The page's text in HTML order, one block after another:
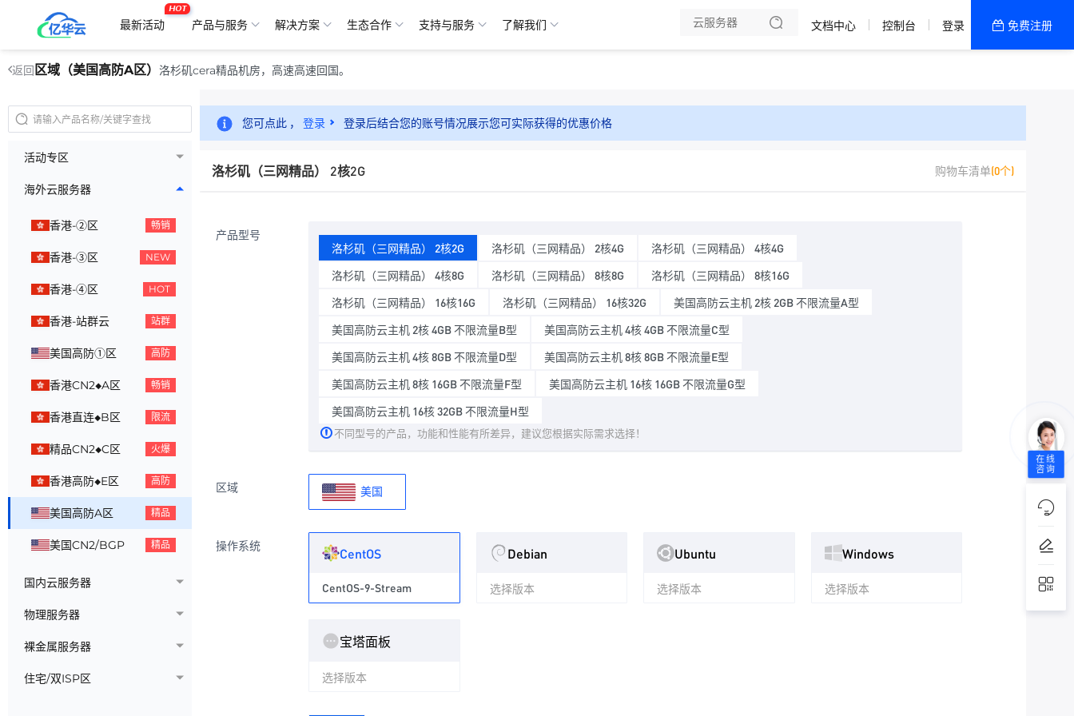
最新活动
HOT
产品与服务 解决方案 生态合作 支持与服务
了解我们
文档中心 控制台 登录 免费注册
返回 区域（美国高防A区） 洛杉矶cera精品机房，高速高速回国。
活动专区
海外云服务器
香港-②区 畅销
香港-③区 NEW
香港-④区 HOT
香港-站群云 站群
美国高防①区 高防
香港CN2◆A区 畅销
香港直连◆B区 限流
精品CN2◆C区 火爆
香港高防◆E区 高防
美国高防A区 精品
美国CN2/BGP 精品
国内云服务器
物理服务器
裸金属服务器
住宅/双ISP区
您可点此 ， 登录 登录后结合您的账号情况展示您可实际获得的优惠价格
洛杉矶（三网精品） 2核2G 购物车清单(0个)
产品型号
洛杉矶（三网精品） 2核2G
洛杉矶（三网精品） 2核4G
洛杉矶（三网精品） 4核4G
洛杉矶（三网精品） 4核8G
洛杉矶（三网精品） 8核8G
洛杉矶（三网精品） 8核16G
洛杉矶（三网精品） 16核16G
洛杉矶（三网精品） 16核32G
美国高防云主机 2核 2GB 不限流量A型
美国高防云主机 2核 4GB 不限流量B型
美国高防云主机 4核 4GB 不限流量C型
美国高防云主机 4核 8GB 不限流量D型
美国高防云主机 8核 8GB 不限流量E型
美国高防云主机 8核 16GB 不限流量F型
美国高防云主机 16核 16GB 不限流量G型
美国高防云主机 16核 32GB 不限流量H型
不同型号的产品，功能和性能有所差异，建议您根据实际需求选择！
区域 美国
操作系统 CentOS
CentOS-9-Stream
Debian
选择版本
Ubuntu
选择版本
Windows
选择版本
宝塔面板
选择版本
在线
咨询